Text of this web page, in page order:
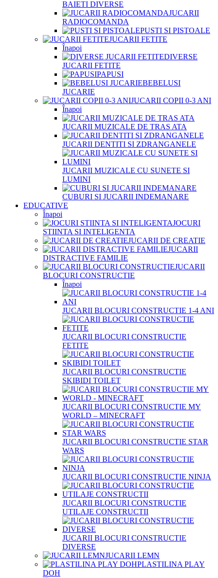
BAIETI DIVERSE
JUCARII
RADIOCOMANDA
PUSTI SI PISTOALE
JUCARII FETITE
Înapoi
DIVERSE
JUCARII FETITE
PAPUSI
BEBELUSI
JUCARIE
JUCARII COPII 0-3 ANI
Înapoi
JUCARII MUZICALE DE TRAS ATA
JUCARII DENTITI SI ZDRANGANELE
JUCARII MUZICALE CU SUNETE SI
LUMINI
CUBURI SI JUCARII INDEMANARE
EDUCATIVE
Înapoi
JOCURI
STIINTA SI INTELIGENTA
JUCARII DE CREATIE
JUCARII
DISTRACTIVE FAMILIE
JUCARII
BLOCURI CONSTRUCTIE
Înapoi
JUCARII BLOCURI CONSTRUCTIE 1-4 ANI
JUCARII BLOCURI CONSTRUCTIE
FETITE
JUCARII BLOCURI CONSTRUCTIE
SKIBIDI TOILET
JUCARII BLOCURI CONSTRUCTIE MY
WORLD – MINECRAFT
JUCARII BLOCURI CONSTRUCTIE STAR
WARS
JUCARII BLOCURI CONSTRUCTIE NINJA
JUCARII BLOCURI CONSTRUCTIE
UTILAJE CONSTRUCTII
JUCARII BLOCURI CONSTRUCTIE
DIVERSE
JUCARII LEMN
PLASTILINA PLAY
DOH